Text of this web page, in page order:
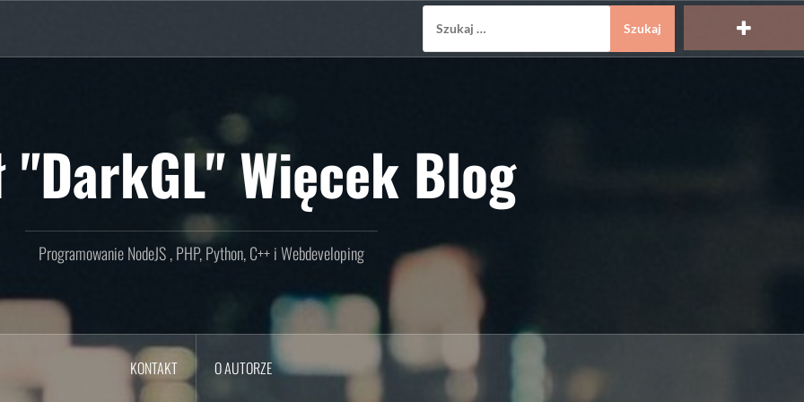
"DarkGL" Więcek Blog
Programowanie NodeJS , PHP, Python, C++ i Webdeveloping
KONTAKT O AUTORZE